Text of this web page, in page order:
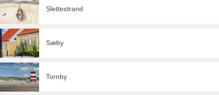
Slettestrand
Sæby
Tornby